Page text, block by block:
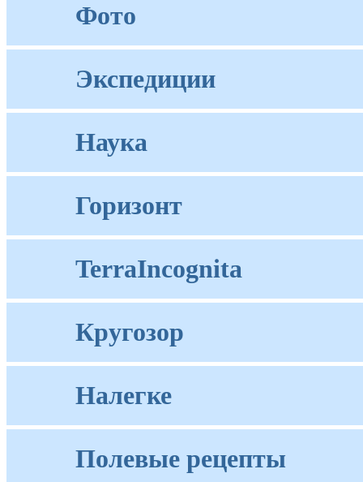
Фото
Экспедиции
Наука
Горизонт
TerraIncognita
Кругозор
Налегке
Полевые рецепты